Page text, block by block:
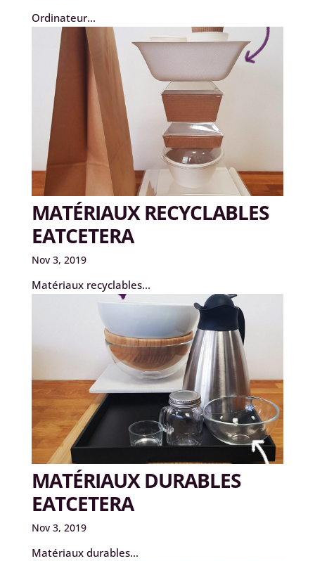
Ordinateur...
MATÉRIAUX RECYCLABLES
EATCETERA
Nov 3, 2019
Matériaux recyclables...
MATÉRIAUX DURABLES
EATCETERA
Nov 3, 2019
Matériaux durables...